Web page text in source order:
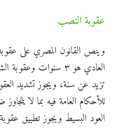
عقوبة النصب
وينص القانون المصري على
العادي هو ٣ سنوات
تزيد عن سنة، ويجوز تشديد
للأحكام العامة فيه بما لا
العود البسيط ويجوز تطبيق عقوبة